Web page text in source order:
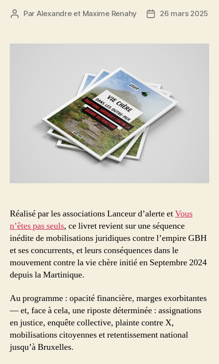
Auteur
Par Alexandre et Maxime Renahy
Date26 mars 2025
Réalisé par les associations Lanceur d’alerte etVous
n’êtes pas seuls, ce livret revient sur une séquence
inédite de mobilisations juridiques contre l’empire GBH
et ses concurrents, et leurs conséquences dans le
mouvement contre la vie chère initié en Septembre 2024
depuis la Martinique.
Au programme : opacité financière, marges exorbitantes
— et, face à cela, une riposte déterminée : assignations
en justice, enquête collective, plainte contre X,
mobilisations citoyennes et retentissement national
jusqu’à Bruxelles.